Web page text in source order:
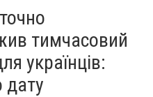
тимчасовий
українців:
дату